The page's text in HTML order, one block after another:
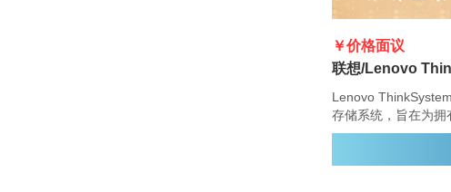
￥价格面议
Lenovo
存储系统，旨在为拥
型企业提供性能、
性。ThinkSystem
能，具有多种主机